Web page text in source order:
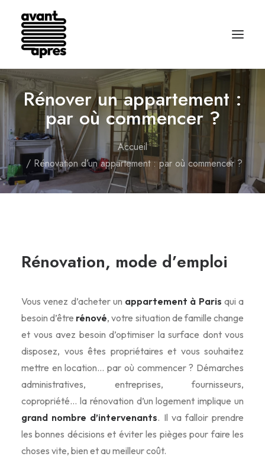
Rénover un appartement :
par où commencer ?
Accueil
Rénovation d’un appartement : par où commencer ?
Rénovation, mode d’emploi
Vous venez d’acheter un appartement à Paris qui a
besoin d’être rénové, votre situation de famille change
et vous avez besoin d’optimiser la surface dont vous
disposez, vous êtes propriétaires et vous souhaitez
mettre en location… par où commencer ? Démarches
administratives, entreprises, fournisseurs,
copropriété… la rénovation d’un logement implique un
grand nombre d’intervenants. Il va falloir prendre
les bonnes décisions et éviter les pièges pour faire les
choses vite, bien et au meilleur coût.